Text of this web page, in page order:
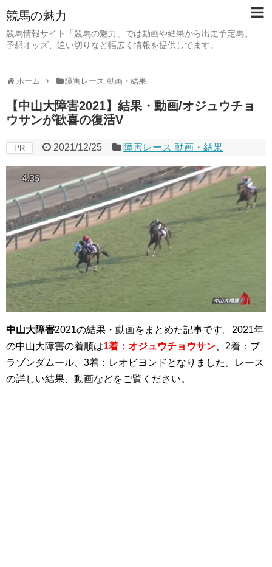
競馬の魅力
競馬情報サイト「競馬の魅力」では動画や結果から出走予定馬、
予想オッズ、追い切りなど幅広く情報を提供してます。
ホーム 障害レース 動画・結果
【中山大障害2021】結果・動画/オジュウチョ
ウサンが歓喜の復活V
PR 2021/12/25 障害レース 動画・結果
中山大障害2021の結果・動画をまとめた記事です。2021年
の中山大障害の着順は1着：オジュウチョウサン 、2着：ブ
ラゾンダムール、3着：レオビヨンドとなりました。レース
の詳しい結果、動画などをご覧ください。